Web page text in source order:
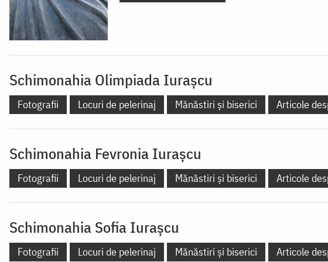
Schimonahia Olimpiada Iuraşcu
Fotografii Locuri de pelerinaj Mănăstiri și biserici Articole
Schimonahia Fevronia Iuraşcu
Fotografii Locuri de pelerinaj Mănăstiri și biserici Articole
Schimonahia Sofia Iuraşcu
Fotografii Locuri de pelerinaj Mănăstiri și biserici Articole